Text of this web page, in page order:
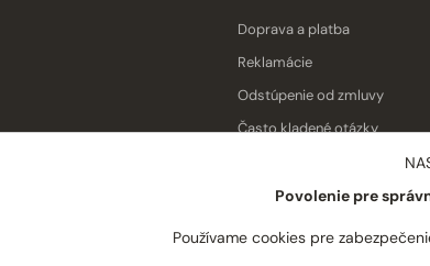
Doprava a platba
Reklamácie
Odstúpenie od zmluvy
Často kladené otázky
Povolenie pre
Používame cookies pre